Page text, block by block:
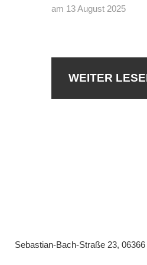
am 13 August 2025
WEITER
Sebastian-Bach-Straße 23,